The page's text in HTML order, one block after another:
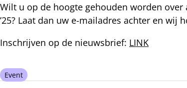
Wilt u op de hoogte gehouden worden
’25? Laat dan uw e-mailadres achter en wij
Inschrijven op de nieuwsbrief: LINK
Event